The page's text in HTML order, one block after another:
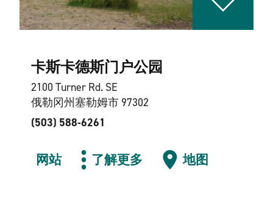
卡斯卡德斯门户公园
2100 Turner Rd. SE
俄勒冈州塞勒姆市 97302
(503) 588-6261
网站 了解更多 地图